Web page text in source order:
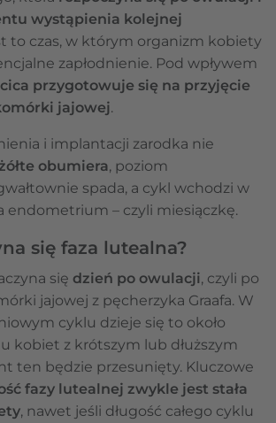
wystąpienia kolejnej
to czas, w którym organizm kobiety
zapłodnienie. Pod wpływem
przygotowuje się na przyjęcie
jajowej.
i implantacji zarodka nie
obumiera, poziom
spada, a cykl wchodzi w
endometrium – czyli miesiączkę.
się faza lutealna?
się dzień po owulacji, czyli po
jajowej z pęcherzyka Graafa. W
cyklu dzieje się to około
u kobiet z krótszym lub dłuższym
ten będzie przesunięty. Kluczowe
fazy lutealnej zwykle jest stała
, nawet jeśli długość całego cyklu